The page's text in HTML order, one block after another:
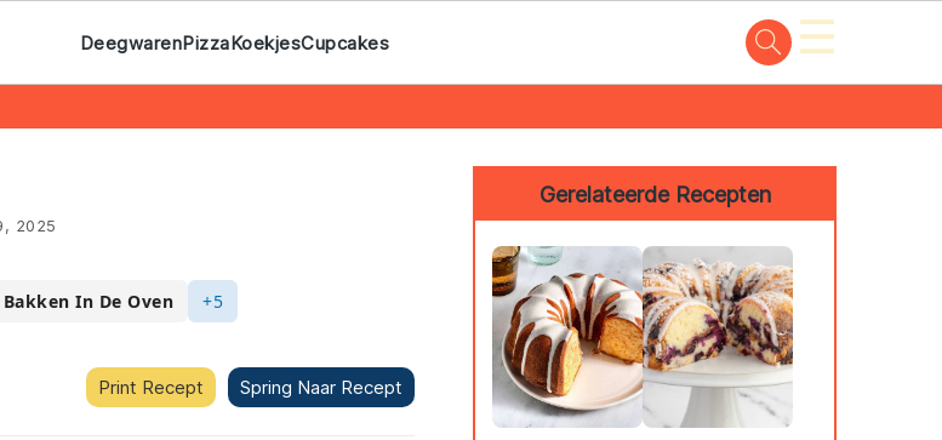
DeegwarenPizzaKoekjesCupcakes ☰
2025
In De Oven +5
Print Recept Spring Naar Recept
Primary
Sidebar
Gerelateerde Recepten